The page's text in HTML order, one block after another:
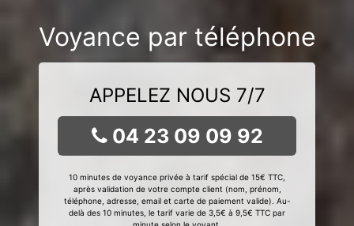
Voyance par téléphone
APPELEZ NOUS 7/7
04 23 09 09 92
10 minutes de voyance privée à tarif spécial de 15€ TTC,
après validation de votre compte client (nom, prénom,
téléphone, adresse, email et carte de paiement valide). Au-
delà des 10 minutes, le tarif varie de 3,5€ à 9,5€ TTC par